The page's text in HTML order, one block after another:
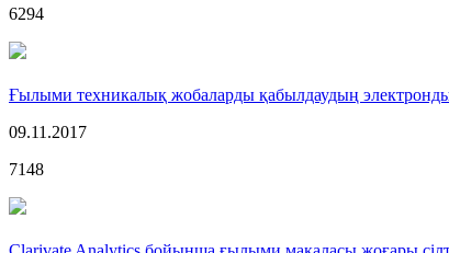
6294
Ғылыми техникалық жобаларды қабылдаудың
09.11.2017
7148